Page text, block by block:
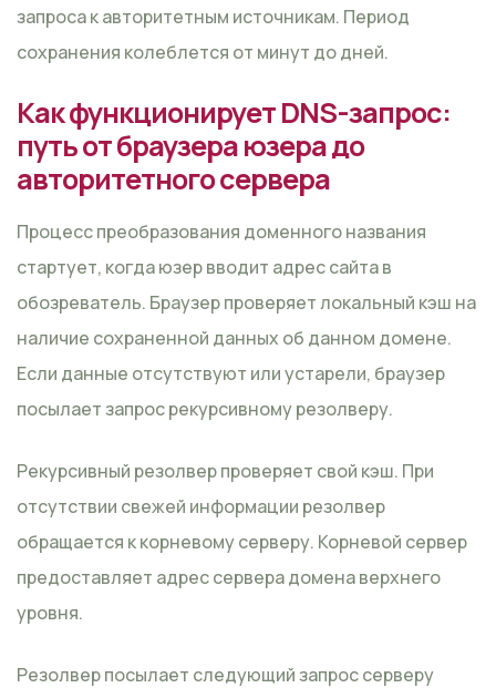
запроса к авторитетным источникам. Период
сохранения колеблется от минут до дней.
Как функционирует DNS-запрос:
путь от браузера юзера до
авторитетного сервера
Процесс преобразования доменного названия
стартует, когда юзер вводит адрес сайта в
обозреватель. Браузер проверяет локальный кэш на
наличие сохраненной данных об данном домене.
Если данные отсутствуют или устарели, браузер
посылает запрос рекурсивному резолверу.
Рекурсивный резолвер проверяет свой кэш. При
отсутствии свежей информации резолвер
обращается к корневому серверу. Корневой сервер
предоставляет адрес сервера домена верхнего
уровня.
Резолвер посылает следующий запрос серверу